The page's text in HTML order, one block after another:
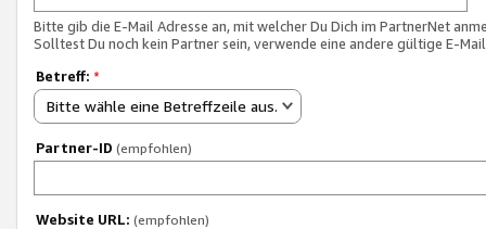
Bitte gib die E-Mail Adresse an, mit welcher Du Dich im PartnerNet
Solltest Du noch kein Partner sein, verwende eine andere gültige E-
Betreff: *
Bitte wähle eine Betreffzeile aus.
Partner-ID (empfohlen)
Website URL: (empfohlen)